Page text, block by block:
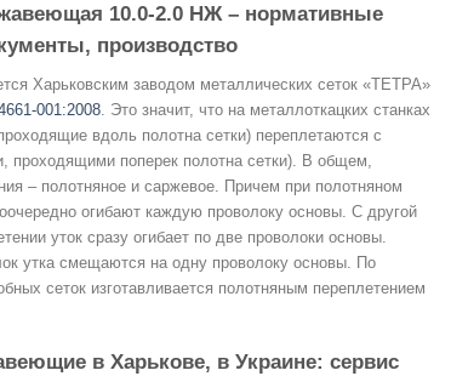
10.0-2.0НЖ – нормативные
производство
Харьковским заводом металлических сеток «ТЕТРА»
001:2008. Это значит, что на металлоткацких станках
вдоль полотна сетки) переплетаются с
проходящими поперек полотна сетки). В общем,
– полотняное и саржевое. Причем при полотняном
огибают каждую проволоку основы. С другой
уток сразу огибает по две проволоки основы.
утка смещаются на одну проволоку основы. По
сеток изготавливается полотняным переплетением
в Харькове, в Украине: сервис